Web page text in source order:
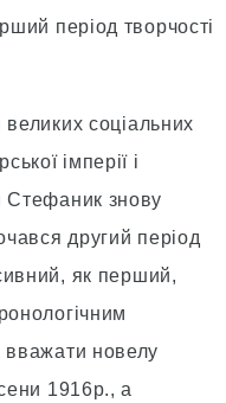
період творчості
великих соціальних
імперії і
Стефаник знову
другий період
як перший,
вважати новелу
1916р., а